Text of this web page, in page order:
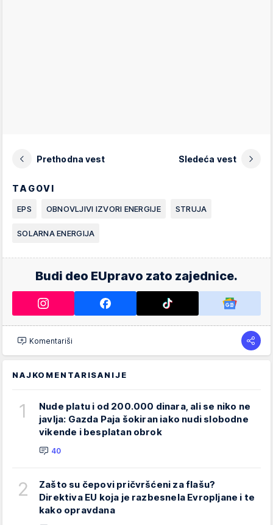
Prethodna vest Sledeća vest
TAGOVI
EPS OBNOVLJIVI IZVORI ENERGIJE STRUJA
SOLARNA ENERGIJA
Budi deo EUpravo zato zajednice.
Komentariši
NAJKOMENTARISANIJE
1
Nude platu i od 200.000 dinara, ali se niko ne
javlja: Gazda Paja šokiran iako nudi slobodne
vikende i besplatan obrok
40
2
Zašto su čepovi pričvršćeni za flašu?
Direktiva EU koja je razbesnela Evropljane i te
kako opravdana